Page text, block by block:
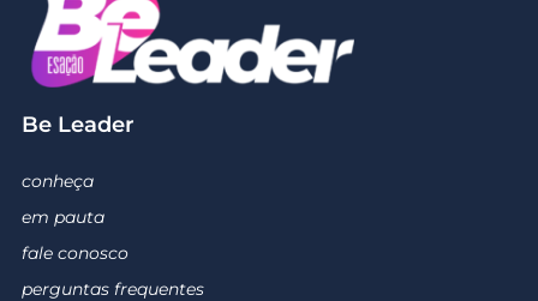
Be Leader
conheça
em pauta
fale conosco
perguntas frequentes